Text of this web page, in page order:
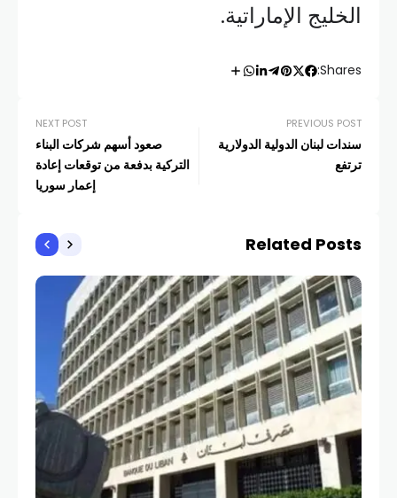
الخليج الإماراتية.
Shares:
PREVIOUS POST
سندات لبنان الدولية الدولارية
ترتفع
NEXT POST
صعود أسهم شركات البناء
التركية بدفعة من توقعات إعادة
إعمار سوريا
Related Posts